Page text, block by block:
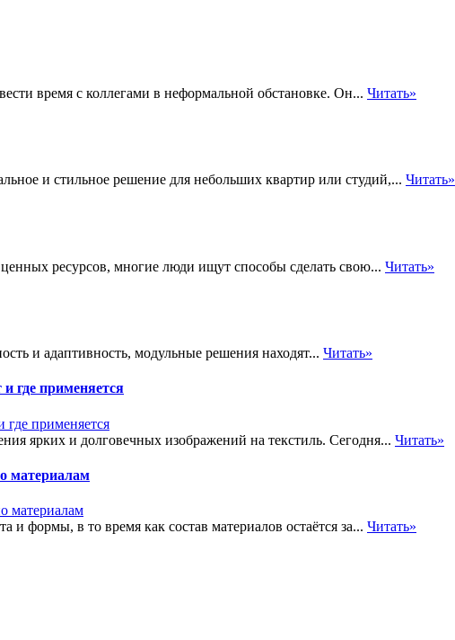
время с коллегами в неформальной обстановке. Он... Читать»
и стильное решение для небольших квартир или студий,... Читать»
ресурсов, многие люди ищут способы сделать свою... Читать»
и адаптивность, модульные решения находят... Читать»
где применяется
ярких и долговечных изображений на текстиль. Сегодня... Читать»
материалам
и формы, в то время как состав материалов остаётся за... Читать»